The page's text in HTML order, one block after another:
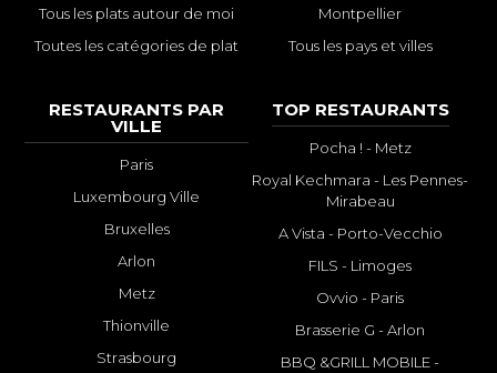
Tous les plats autour de moi
Toutes les catégories de plat
Montpellier
Tous les pays et villes
RESTAURANTS PAR
VILLE
Paris
Luxembourg Ville
Bruxelles
Arlon
Metz
Thionville
Strasbourg
TOP RESTAURANTS
Pocha ! - Metz
Royal Kechmara - Les Pennes-
Mirabeau
A Vista - Porto-Vecchio
FILS - Limoges
Ovvio - Paris
Brasserie G - Arlon
BBQ &GRILL MOBILE -